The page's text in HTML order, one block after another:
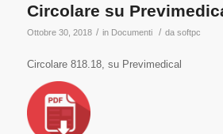
Circolare su
Ottobre 30, 2018 / in Documenti / da softpc
Circolare 818.18, su Previmedical